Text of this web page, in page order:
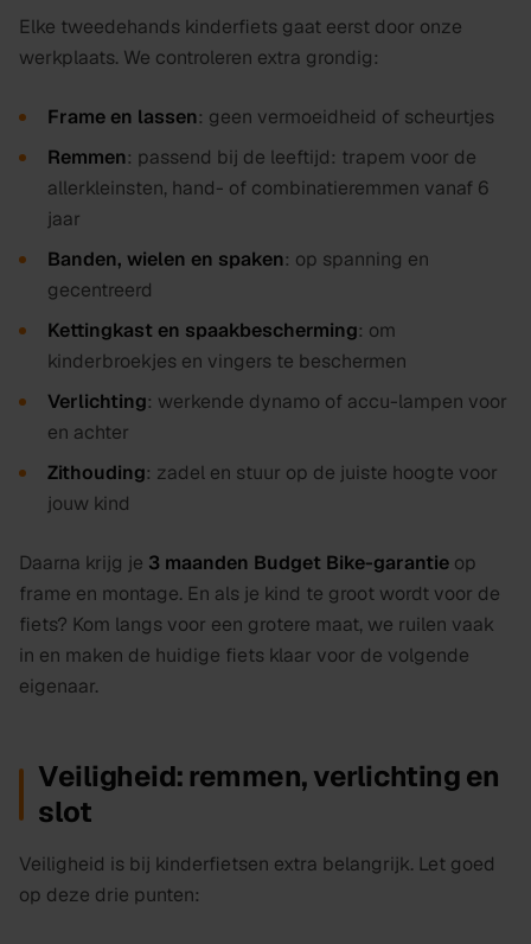
Elke tweedehands kinderfiets gaat eerst door onze
werkplaats. We controleren extra grondig:
Frame en lassen: geen vermoeidheid of scheurtjes
Remmen: passend bij de leeftijd: trapem voor de
allerkleinsten, hand- of combinatieremmen vanaf 6
jaar
Banden, wielen en spaken: op spanning en
gecentreerd
Kettingkast en spaakbescherming: om
kinderbroekjes en vingers te beschermen
Verlichting: werkende dynamo of accu-lampen voor
en achter
Zithouding: zadel en stuur op de juiste hoogte voor
jouw kind
Daarna krijg je 3 maanden Budget Bike-garantie op
frame en montage. En als je kind te groot wordt voor de
fiets? Kom langs voor een grotere maat, we ruilen vaak
in en maken de huidige fiets klaar voor de volgende
eigenaar.
Veiligheid: remmen, verlichting en
slot
Veiligheid is bij kinderfietsen extra belangrijk. Let goed
op deze drie punten: